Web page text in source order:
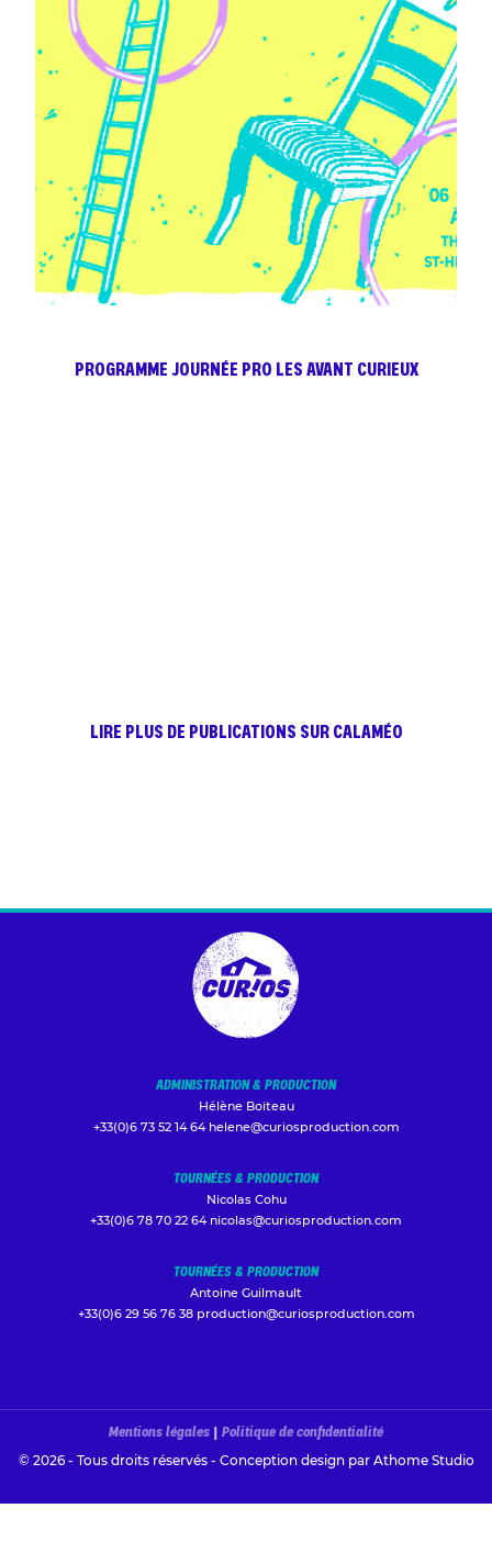
PROGRAMME JOURNÉE PRO LES AVANT CURIEUX
LIRE PLUS DE PUBLICATIONS SUR CALAMÉO
ADMINISTRATION & PRODUCTION
Hélène Boiteau
+33(0)6 73 52 14 64 helene@curiosproduction.com
TOURNÉES & PRODUCTION
Nicolas Cohu
+33(0)6 78 70 22 64 nicolas@curiosproduction.com
TOURNÉES & PRODUCTION
Antoine Guilmault
+33(0)6 29 56 76 38 production@curiosproduction.com
Mentions légales | Politique de confidentialité
© 2026 - Tous droits réservés - Conception design par Athome Studio